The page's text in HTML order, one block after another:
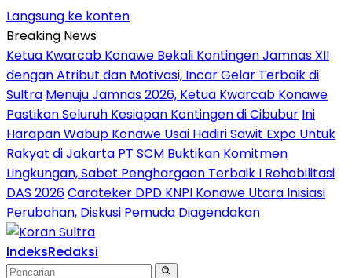
Langsung ke konten
Breaking News
Ketua Kwarcab Konawe Bekali Kontingen Jamnas XII
dengan Atribut dan Motivasi, Incar Gelar Terbaik di
Sultra Menuju Jamnas 2026, Ketua Kwarcab Konawe
Pastikan Seluruh Kesiapan Kontingen di Cibubur Ini
Harapan Wabup Konawe Usai Hadiri Sawit Expo Untuk
Rakyat di Jakarta PT SCM Buktikan Komitmen
Lingkungan, Sabet Penghargaan Terbaik I Rehabilitasi
DAS 2026Carateker DPD KNPI Konawe Utara Inisiasi
Perubahan, Diskusi Pemuda Diagendakan
IndeksRedaksi